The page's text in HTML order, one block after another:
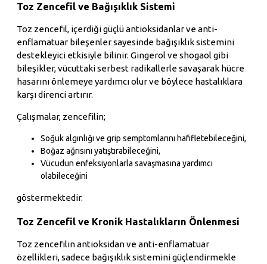
Toz Zencefil ve Bağışıklık Sistemi
Toz zencefil, içerdiği güçlü antioksidanlar ve anti-
enflamatuar bileşenler sayesinde bağışıklık sistemini
destekleyici etkisiyle bilinir. Gingerol ve shogaol gibi
bileşikler, vücuttaki serbest radikallerle savaşarak hücre
hasarını önlemeye yardımcı olur ve böylece hastalıklara
karşı direnci artırır.
Çalışmalar, zencefilin;
Soğuk algınlığı ve grip semptomlarını hafifletebileceğini,
Boğaz ağrısını yatıştırabileceğini,
Vücudun enfeksiyonlarla savaşmasına yardımcı
olabileceğini
göstermektedir.
Toz Zencefil ve Kronik Hastalıkların Önlenmesi
Toz zencefilin antioksidan ve anti-enflamatuar
özellikleri, sadece bağışıklık sistemini güçlendirmekle